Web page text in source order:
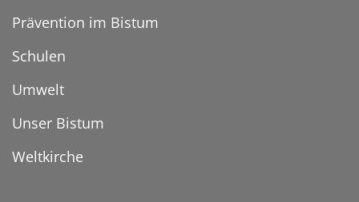
Prävention im Bistum
Schulen
Umwelt
Unser Bistum
Weltkirche